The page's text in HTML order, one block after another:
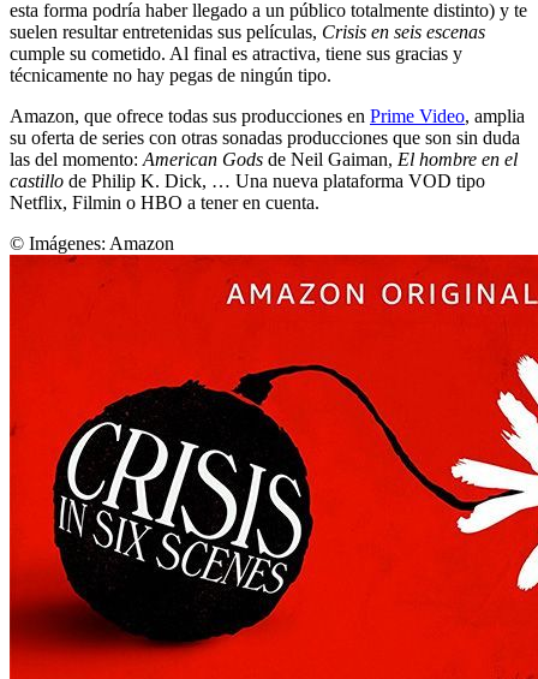
esta forma podría haber llegado a un público totalmente distinto) y te
suelen resultar entretenidas sus películas, Crisis en seis escenas
cumple su cometido. Al final es atractiva, tiene sus gracias y
técnicamente no hay pegas de ningún tipo.
Amazon, que ofrece todas sus producciones en Prime Video, amplia
su oferta de series con otras sonadas producciones que son sin duda
las del momento: American Gods de Neil Gaiman, El hombre en el
castillo de Philip K. Dick, … Una nueva plataforma VOD tipo
Netflix, Filmin o HBO a tener en cuenta.
© Imágenes: Amazon